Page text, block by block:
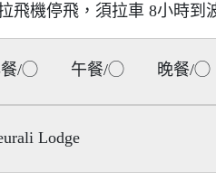
飛機停飛，須拉車 8小時到
餐/◯ 午餐/◯ 晚餐/◯
Lodge